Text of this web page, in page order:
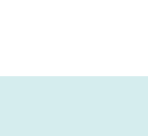
v